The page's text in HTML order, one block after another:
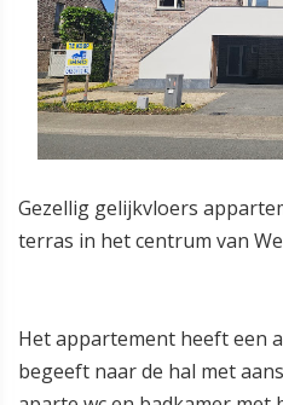
Gezellig gelijkvloers
terras in het centrum van
Het appartement heeft een
begeeft naar de hal met